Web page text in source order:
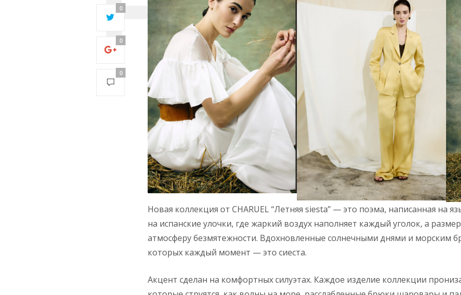
timed out
after 5000
with 0 out of
0 bytes
0
0
0
Новая коллекция от CHARUEL “Летняя siesta” — это поэма, написанная на
на испанские улочки, где жаркий воздух наполняет каждый уголок, а
атмосферу безмятежности. Вдохновленные солнечными днями и морским
которых каждый момент — это сиеста.
Акцент сделан на комфортных силуэтах. Каждое изделие коллекции